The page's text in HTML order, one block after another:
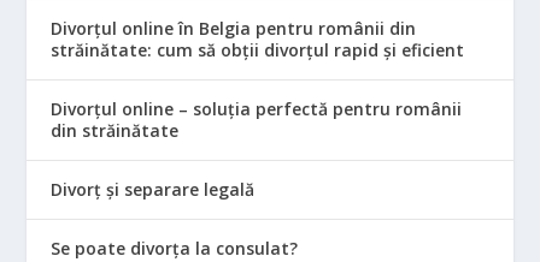
Divorțul online în Belgia pentru românii din
străinătate: cum să obții divorțul rapid și eficient
Divorțul online – soluția perfectă pentru românii
din străinătate
Divorț și separare legală
Se poate divorța la consulat?